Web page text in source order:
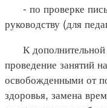
- по проверке
руководству (для
К дополнительной
проведение занятий
освобожденными от
здоровья, замена